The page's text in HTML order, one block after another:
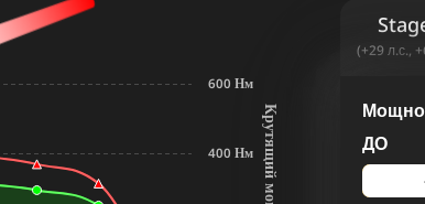
К
р
у
т
я
щ
и
й
м
о
м
е
н
т
Н
м
400 Нм
600 Нм
(+29 л.с.,
ДО